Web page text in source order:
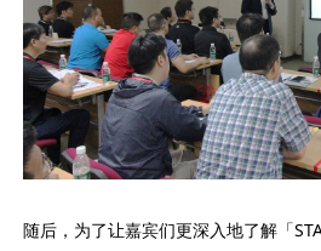
随后，为了让嘉宾们更深入地了解「